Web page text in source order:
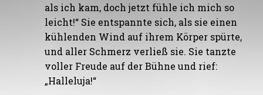
als ich kam, doch jetzt fühle ich mich so
leicht!“ Sie entspannte sich, als sie einen
kühlenden Wind auf ihrem Körper spürte,
und aller Schmerz verließ sie. Sie tanzte
voller Freude auf der Bühne und rief:
„Halleluja!“